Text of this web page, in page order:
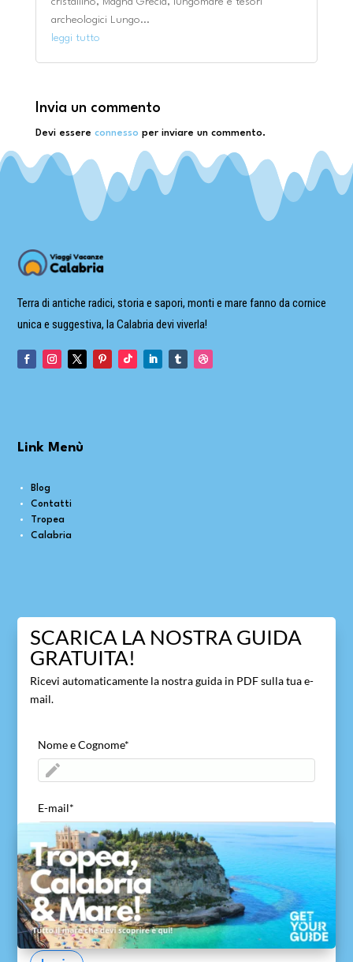
archeologici Lungo...
leggi tutto
Invia un commento
Devi essere connesso per inviare un commento.
Terra di antiche radici, storia e sapori, monti e mare fanno da cornice
unica e suggestiva, la Calabria devi viverla!
Link Menù
Blog
Contatti
Tropea
Calabria
SCARICA LA NOSTRA GUIDA
GRATUITA!
Ricevi automaticamente la nostra guida in PDF sulla tua e-
mail.
Nome e Cognome*
E-mail*
ACCETTO di inviare il mio nome ed e-mail
Acconsento a viaggivacanzecalabria.com alla
ricezione del mio nome ed e-mail per consentire di
ricontattarmi e di inviare la guida gratuita.